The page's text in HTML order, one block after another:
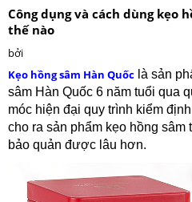
Công dụng và cách dùng kẹo
thế nào
bởi
Kẹo hồng sâm Hàn Quốc là sản
sâm Hàn Quốc 6 năm tuổi qua
móc hiện đại quy trình kiểm
cho ra sản phẩm kẹo hồng
bảo quản được lâu hơn.